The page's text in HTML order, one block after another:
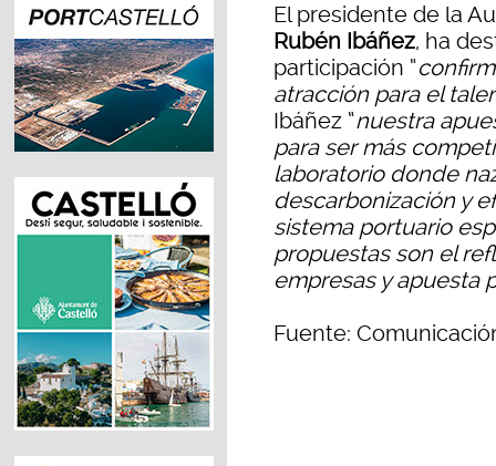
El presidente de la
Rubén Ibáñez, ha
participación “
atracción para el
Ibáñez “nuestra
para ser más
laboratorio donde
descarbonización y
sistema portuario
propuestas son el
empresas y apuesta
Fuente: